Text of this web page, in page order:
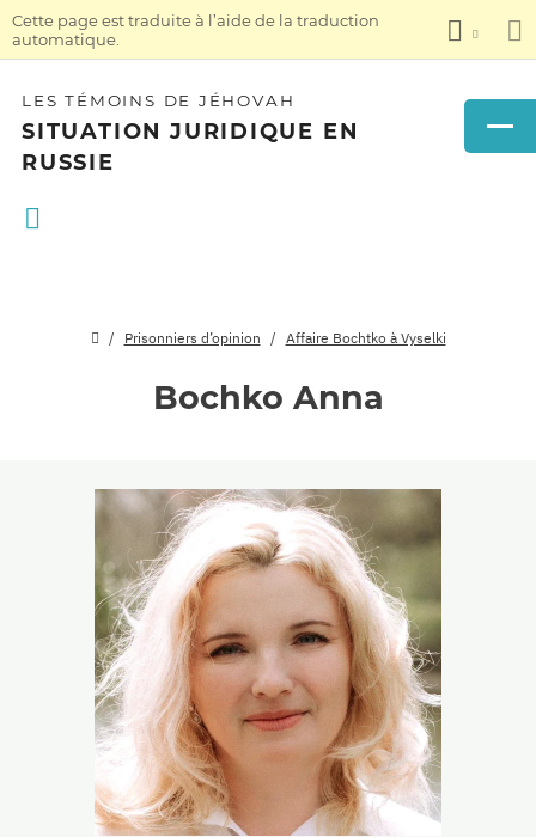
Cette page est traduite à l’aide de la traduction
automatique.
LES TÉMOINS DE JÉHOVAH
SITUATION JURIDIQUE EN
RUSSIE
Prisonniers d’opinion Affaire Bochtko à Vyselki
Bochko Anna